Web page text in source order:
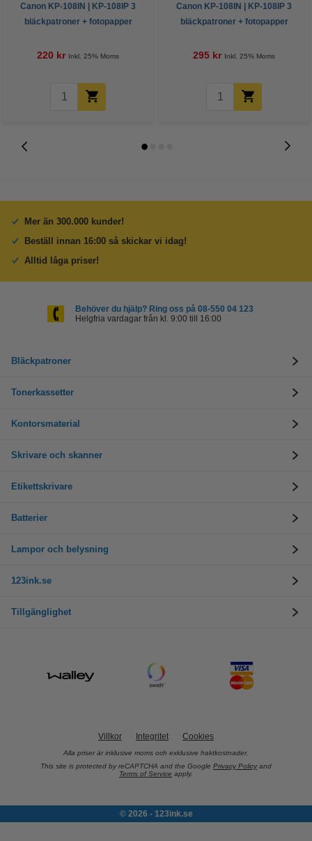
Canon KP-108IN | KP-108IP 3
bläckpatroner + fotopapper
220 kr Inkl. 25% Moms
Canon KP-108IN | KP-108IP 3
bläckpatroner + fotopapper
295 kr Inkl. 25% Moms
Mer än 300.000 kunder!
Beställ innan 16:00 så skickar vi idag!
Alltid låga priser!
Behöver du hjälp? Ring oss på 08-550 04 123
Helgfria vardagar från kl. 9:00 till 16:00
Bläckpatroner
Tonerkassetter
Kontorsmaterial
Skrivare och skanner
Etikettskrivare
Batterier
Lampor och belysning
123ink.se
Tillgänglighet
Villkor Integritet Cookies
Alla priser är inklusive moms och exklusive fraktkostnader.
This site is protected by reCAPTCHA and the Google Privacy Policy and
Terms of Service apply.
© 2026 - 123ink.se